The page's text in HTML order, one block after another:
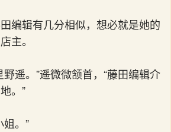
编辑有几分相似，想必就是她的
主。
野遥。”遥微微颔首，“藤田编辑介
。”
。”